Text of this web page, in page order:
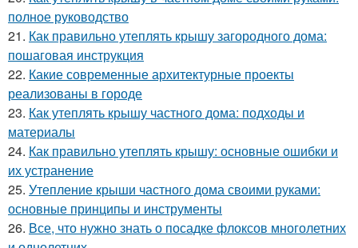
полное руководство
21. Как правильно утеплять крышу загородного дома:
пошаговая инструкция
22. Какие современные архитектурные проекты
реализованы в городе
23. Как утеплять крышу частного дома: подходы и
материалы
24. Как правильно утеплять крышу: основные ошибки и
их устранение
25. Утепление крыши частного дома своими руками:
основные принципы и инструменты
26. Все, что нужно знать о посадке флоксов многолетних